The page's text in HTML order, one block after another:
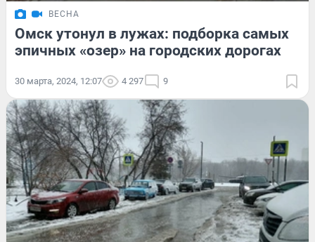
ВЕСНА
Омск утонул в лужах: подборка самых
эпичных «озер» на городских дорогах
30 марта, 2024, 12:07 4 297 9